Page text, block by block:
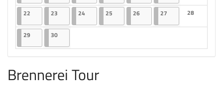
Keine
22 22.06.2026
2 Veranstaltungen
23 23.06.2026
2 Veranstaltungen
2424.06.2026
2 Veranstaltungen
25 25.06.2026
2 Veranstaltungen
2626.06.2026
2 Veranstaltungen
27 27.06.2026
2 Veranstaltungen
28
Keine
2929.06.2026
2 Veranstaltungen
3030.06.2026
2 Veranstaltungen
Brennerei Tour